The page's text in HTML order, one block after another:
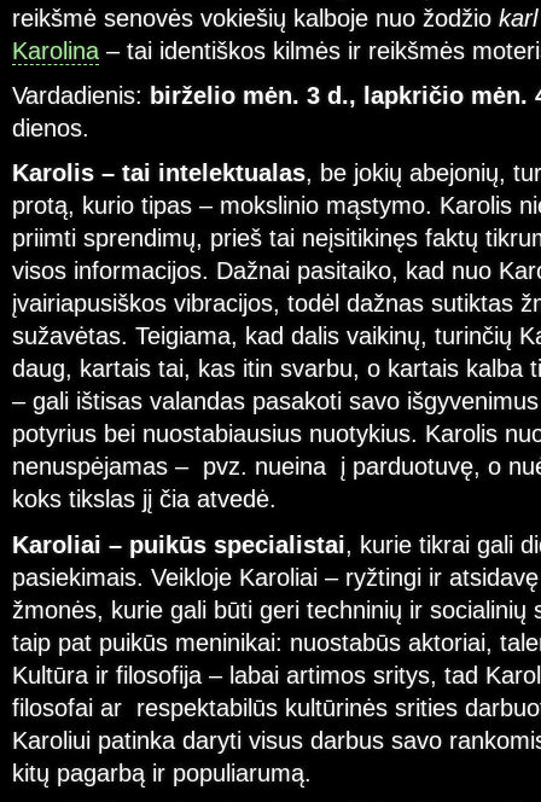
reikšmė senovės vokiešių kalboje nuo žodžio
Karolina – tai identiškos kilmės ir reikšmės
Vardadienis: birželio mėn. 3 d., lapkričio mėn.
dienos.
Karolis – tai intelektualas, be jokių abejonių,
protą, kurio tipas – mokslinio mąstymo. Karolis
priimti sprendimų, prieš tai neįsitikinęs faktų
visos informacijos. Dažnai pasitaiko, kad nuo
įvairiapusiškos vibracijos, todėl dažnas sutiktas
sužavėtas. Teigiama, kad dalis vaikinų, turinčių
daug, kartais tai, kas itin svarbu, o kartais kalba
– gali ištisas valandas pasakoti savo
potyrius bei nuostabiausius nuotykius. Karolis
nenuspėjamas – pvz. nueina į parduotuvę, o
koks tikslas jį čia atvedė.
Karoliai – puikūs specialistai, kurie tikrai gali
pasiekimais. Veikloje Karoliai – ryžtingi ir
žmonės, kurie gali būti geri techninių ir socialinių
taip pat puikūs meninikai: nuostabūs aktoriai,
Kultūra ir filosofija – labai artimos sritys, tad
filosofai ar respektabilūs kultūrinės srities
Karoliui patinka daryti visus darbus savo
kitų pagarbą ir populiarumą.